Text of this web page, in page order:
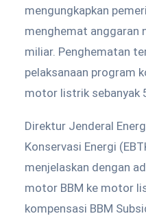
mengungkapkan
menghemat anggaran
miliar. Penghematan
pelaksanaan program
motor listrik sebanyak
Direktur Jenderal
Konservasi Energi
menjelaskan dengan
motor BBM ke motor
kompensasi BBM